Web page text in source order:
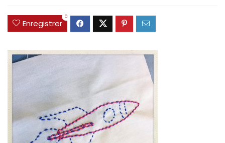
Enregistrer
0